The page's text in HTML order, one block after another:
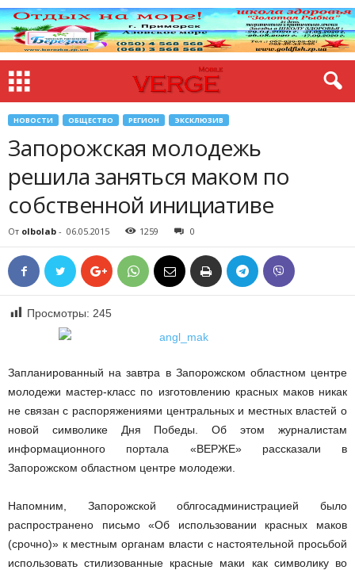
НОВОСТИ ОБЩЕСТВО РЕГИОН ЭКСКЛЮЗИВ
Запорожская молодежь
решила заняться маком по
собственной инициативе
От olbolab - 06.05.2015 1259 0
Просмотры: 245
Запланированный на завтра в Запорожском областном центре
молодежи мастер-класс по изготовлению красных маков никак
не связан с распоряжениями центральных и местных властей о
новой символике Дня Победы. Об этом журналистам
информационного портала «ВЕРЖЕ» рассказали в
Запорожском областном центре молодежи.
Напомним, Запорожской облгосадминистрацией было
распространено письмо «Об использовании красных маков
(срочно)» к местным органам власти с настоятельной просьбой
использовать стилизованные красные маки как символику во